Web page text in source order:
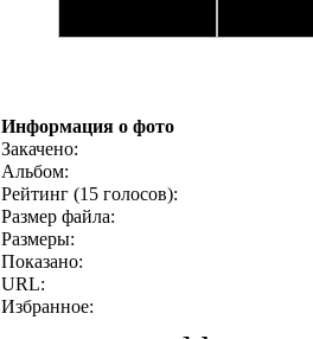
Информация о фото
Закачено:
Альбом:
Рейтинг (15 голосов):
Размер файла:
Размеры:
Показано:
URL:
Избранное: